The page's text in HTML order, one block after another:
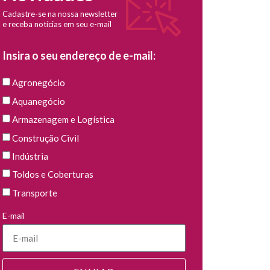
Cadastre-se na nossa newsletter
e receba notícias em seu e-mail
Insira o seu endereço de e-mail:
Agronegócio
Aquanegócio
Armazenagem e Logística
Construção Civil
Indústria
Toldos e Coberturas
Transporte
E-mail